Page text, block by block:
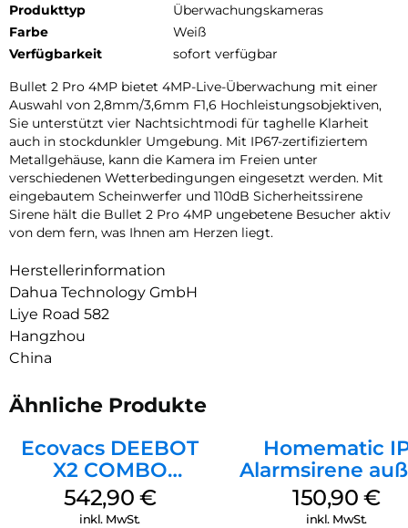
Produkttyp
Überwachungskameras
Farbe
Weiß
Verfügbarkeit
sofort verfügbar
Bullet 2 Pro 4MP bietet 4MP-Live-Überwachung mit einer
Auswahl von 2,8mm/3,6mm F1,6 Hochleistungsobjektiven,
Sie unterstützt vier Nachtsichtmodi für taghelle Klarheit
auch in stockdunkler Umgebung. Mit IP67-zertifiziertem
Metallgehäuse, kann die Kamera im Freien unter
verschiedenen Wetterbedingungen eingesetzt werden. Mit
eingebautem Scheinwerfer und 110dB Sicherheitssirene
Sirene hält die Bullet 2 Pro 4MP ungebetene Besucher aktiv
von dem fern, was Ihnen am Herzen liegt.
Herstellerinformation
Dahua Technology GmbH
Liye Road 582
Hangzhou
China
Ähnliche Produkte
Ecovacs DEEBOT
X2 COMBO
Schwarz
542,90 €
inkl. MwSt.
Homematic
Alarmsirene
Weiß
150,90€
inkl. MwSt.